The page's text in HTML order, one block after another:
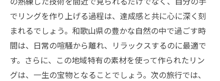
でリングを作り上げる過程は、達成感と共に心に深く刻
まれるでしょう。和歌山県の豊かな自然の中で過ごす時
間は、日常の喧騒から離れ、リラックスするのに最適で
す。さらに、この地域特有の素材を使って作られたリン
グは、一生の宝物となることでしょう。次の旅行では、